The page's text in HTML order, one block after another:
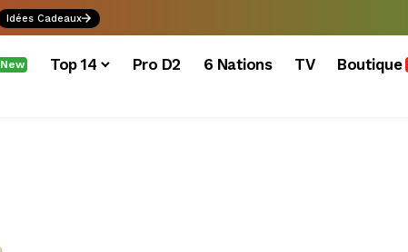
Idées Cadeaux
New Top 14 Pro D2 6 Nations TV Boutique